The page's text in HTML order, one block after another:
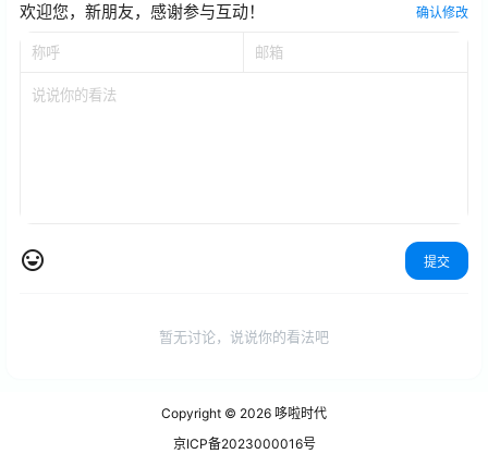
欢迎您，新朋友，感谢参与互动！ 确认修改
提交
暂无讨论，说说你的看法吧
Copyright © 2026 哆啦时代
京ICP备2023000016号